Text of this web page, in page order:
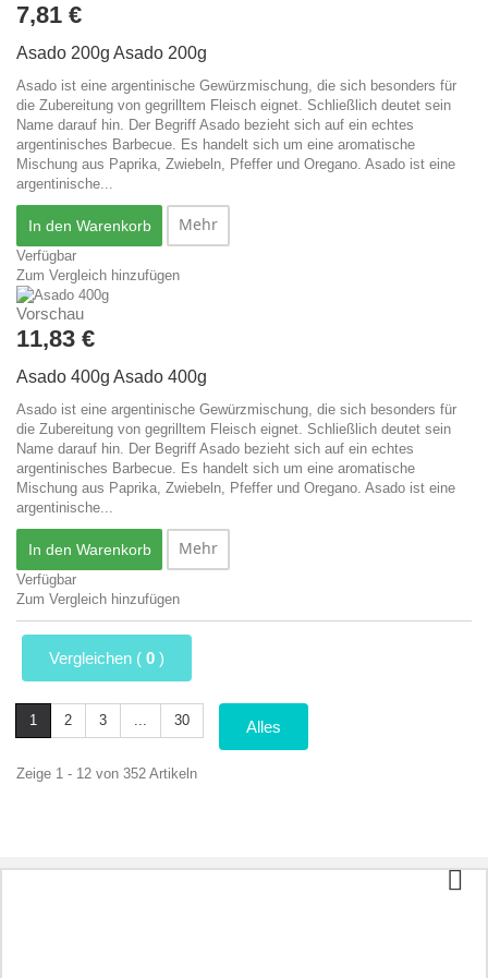
7,81 €
Asado 200g Asado 200g
Asado ist eine argentinische Gewürzmischung, die sich besonders für
die Zubereitung von gegrilltem Fleisch eignet. Schließlich deutet sein
Name darauf hin. Der Begriff Asado bezieht sich auf ein echtes
argentinisches Barbecue. Es handelt sich um eine aromatische
Mischung aus Paprika, Zwiebeln, Pfeffer und Oregano. Asado ist eine
argentinische...
In den Warenkorb Mehr
Verfügbar
Zum Vergleich hinzufügen
Vorschau
11,83 €
Asado 400g Asado 400g
Asado ist eine argentinische Gewürzmischung, die sich besonders für
die Zubereitung von gegrilltem Fleisch eignet. Schließlich deutet sein
Name darauf hin. Der Begriff Asado bezieht sich auf ein echtes
argentinisches Barbecue. Es handelt sich um eine aromatische
Mischung aus Paprika, Zwiebeln, Pfeffer und Oregano. Asado ist eine
argentinische...
In den Warenkorb Mehr
Verfügbar
Zum Vergleich hinzufügen
Vergleichen ( 0 )
Alles
1 2 3 ... 30
Zeige 1 - 12 von 352 Artikeln